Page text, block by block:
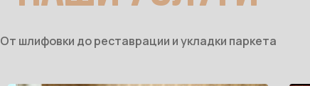
От шлифовки до реставрации и укладки паркета